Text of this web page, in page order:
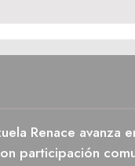
Renace avanza
participación